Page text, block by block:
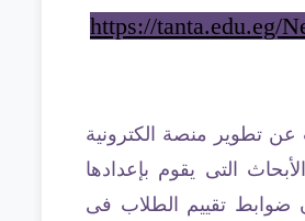
https://tanta.edu.eg/
عن تطوير منصة الكترونية
التى يقوم بإعدادها
ضوابط تقييم الطلاب فى